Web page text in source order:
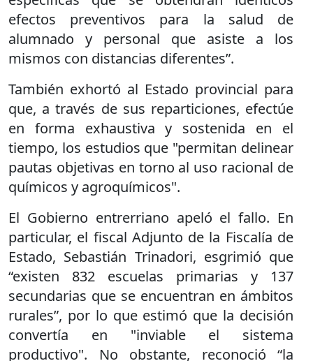
efectos preventivos para la salud de
alumnado y personal que asiste a los
mismos con distancias diferentes”.
También exhortó al Estado provincial para
que, a través de sus reparticiones, efectúe
en forma exhaustiva y sostenida en el
tiempo, los estudios que "permitan delinear
pautas objetivas en torno al uso racional de
químicos y agroquímicos".
El Gobierno entrerriano apeló el fallo. En
particular, el fiscal Adjunto de la Fiscalía de
Estado, Sebastián Trinadori, esgrimió que
“existen 832 escuelas primarias y 137
secundarias que se encuentran en ámbitos
rurales”, por lo que estimó que la decisión
convertía en "inviable el sistema
productivo". No obstante, reconoció “la